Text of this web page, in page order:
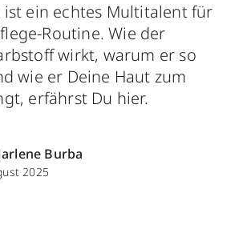
ist ein echtes Multitalent für
Routine. Wie der
wirkt, warum er so
wie er Deine Haut zum
erfährst Du hier.
Burba
2025